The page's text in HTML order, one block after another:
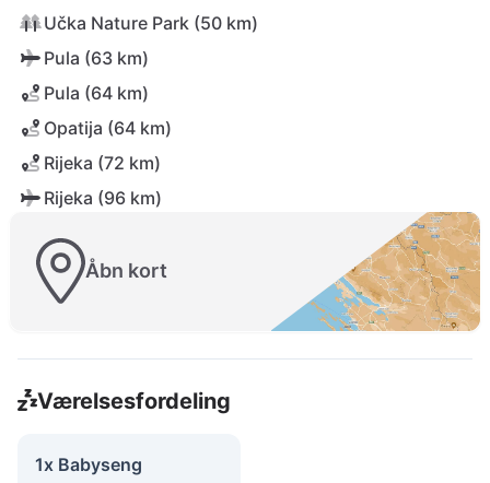
Učka Nature Park (50 km)
Pula (63 km)
Pula (64 km)
Opatija (64 km)
Rijeka (72 km)
Rijeka (96 km)
Åbn kort
Værelsesfordeling
1x Babyseng